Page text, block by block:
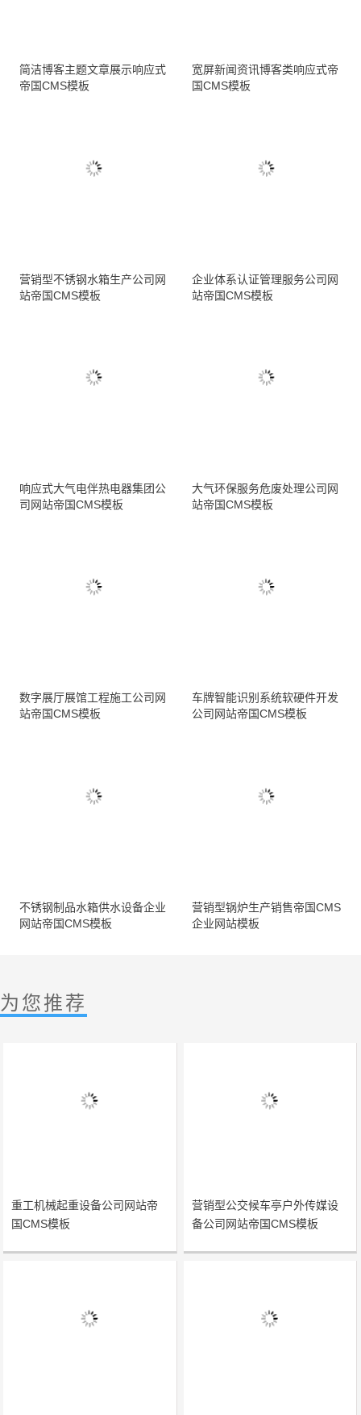
简洁博客主题文章展示响应式
帝国CMS模板
宽屏新闻资讯博客类响应式帝
国CMS模板
营销型不锈钢水箱生产公司网
站帝国CMS模板
企业体系认证管理服务公司网
站帝国CMS模板
响应式大气电伴热电器集团公
司网站帝国CMS模板
大气环保服务危废处理公司网
站帝国CMS模板
数字展厅展馆工程施工公司网
站帝国CMS模板
车牌智能识别系统软硬件开发
公司网站帝国CMS模板
不锈钢制品水箱供水设备企业
网站帝国CMS模板
营销型锅炉生产销售帝国CMS
企业网站模板
为您推荐
重工机械起重设备公司网站帝
国CMS模板
营销型公交候车亭户外传媒设
备公司网站帝国CMS模板